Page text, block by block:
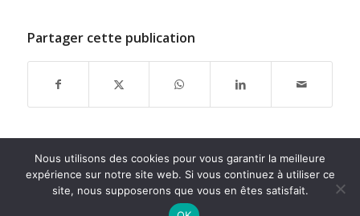
Partager cette publication
Nous utilisons des cookies pour vous garantir la meilleure
expérience sur notre site web. Si vous continuez à utiliser ce
site, nous supposerons que vous en êtes satisfait.